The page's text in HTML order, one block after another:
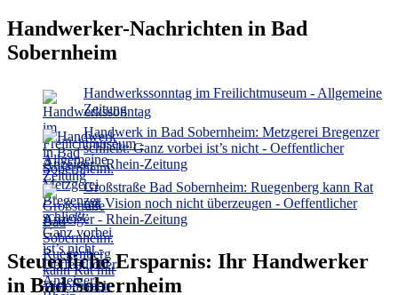
Handwerker-Nachrichten in Bad
Sobernheim
Handwerkssonntag im Freilichtmuseum - Allgemeine
Zeitung
Handwerk in Bad Sobernheim: Metzgerei Bregenzer
schließt: Ganz vorbei ist’s nicht - Oeffentlicher
Anzeiger - Rhein-Zeitung
Großstraße Bad Sobernheim: Ruegenberg kann Rat
mit Vision noch nicht überzeugen - Oeffentlicher
Anzeiger - Rhein-Zeitung
Steuerliche Ersparnis: Ihr Handwerker
in Bad Sobernheim